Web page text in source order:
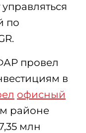
по
провел
в
офисный
районе
млн